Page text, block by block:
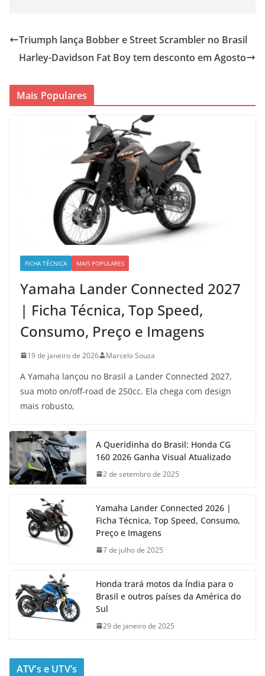
Triumph lança Bobber e Street Scrambler no Brasil
Harley-Davidson Fat Boy tem desconto em Agosto
Mais Populares
FICHA TÉCNICA MAIS POPULARES
Yamaha Lander Connected 2027
| Ficha Técnica, Top Speed,
Consumo, Preço e Imagens
19 de janeiro de 2026 Marcelo Souza
A Yamaha lançou no Brasil a Lander Connected 2027,
sua moto on/off-road de 250cc. Ela chega com design
mais robusto,
A Queridinha do Brasil: Honda CG
160 2026 Ganha Visual Atualizado
2 de setembro de 2025
Yamaha Lander Connected 2026 |
Ficha Técnica, Top Speed, Consumo,
Preço e Imagens
7 de julho de 2025
Honda trará motos da Índia para o
Brasil e outros países da América do
Sul
29 de janeiro de 2025
ATV’s e UTV’s